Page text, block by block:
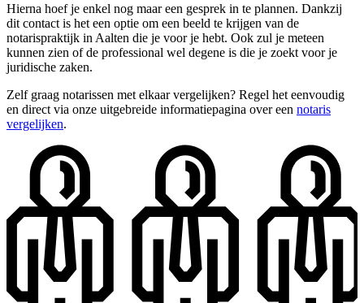
Hierna hoef je enkel nog maar een gesprek in te plannen. Dankzij
dit contact is het een optie om een beeld te krijgen van de
notarispraktijk in Aalten die je voor je hebt. Ook zul je meteen
kunnen zien of de professional wel degene is die je zoekt voor je
juridische zaken.
Zelf graag notarissen met elkaar vergelijken? Regel het eenvoudig
en direct via onze uitgebreide informatiepagina over een notaris
vergelijken.